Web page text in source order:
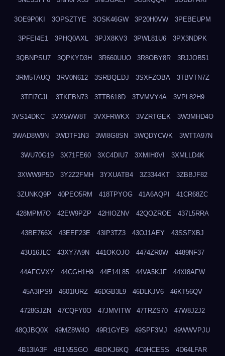
3OE9P0KI 3OPSZTYE 3OSK46GW 3P20H0VW 3PEBEUPM
3PFEI4E1 3PHQ0AXL 3PJX8KV3 3PWL81U6 3PX3NDPK
3QBNPSU7 3QPKYD3H 3R660UUO 3R8OBY8R 3RJJOB51
3RM5TAUQ 3RV0N612 3SRBQEDJ 3SXFZOBA 3TBVTN7Z
3TFI7CJL 3TKFBN73 3TTB618D 3TVMVY4A 3VPL82H9
3VS14DKC 3VX5WW8T 3VXFRWKX 3VZRTGEK 3W3MHD4O
3WAD8W9N 3WDTF1N3 3WI8G8SN 3WQDYCWK 3WTTA97N
3WU70G19 3X71FE60 3XC4DIU7 3XMIH0VI 3XMLLD4K
3XWW9P5D 3Y2Z2FMH 3YXUATB4 3Z3344KT 3ZBBJF82
3ZUNKQ9P 40PEO5RM 418TPYOG 41A6AQPI 41CR68ZC
428MPM7O 42EW9PZP 42HIOZNV 42QOZROE 437L5RRA
43BE766X 43EEF23E 43IP3TZ3 43OJ1AEY 43SSFXBJ
43U16JLC 43XY7A9N 441OKOJO 4474ZR0W 4489NF37
44AFGVXY 44CGH1H9 44E14L85 44VA5KJF 44XI8AFW
45A3IPS9 4601IURZ 46DGB3L9 46DLKJV6 46KT56QV
4728GJZN 47CQFY0O 47JMVITW 47TRZS70 47W8J2J2
48QJBQ0X 49MZ8W4O 49R1GYE9 49SPF3MJ 49WWVPJU
4B13IA3F 4B1N5SGO 4BOKJ6KQ 4C9HCESS 4D64LFAR